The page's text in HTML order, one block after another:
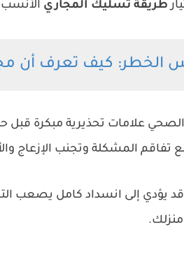
طريقة تسليك المجاري الأنسب
علامات تحذيرية مبكرة قبل
المشكلة وتجنب الإزعاج
يؤدي إلى انسداد كامل يصعب